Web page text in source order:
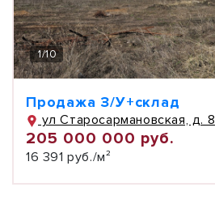
1/10
Продажа З/У+склад
ул Старосармановская, д. 8
205 000 000 руб.
16 391 руб./м²